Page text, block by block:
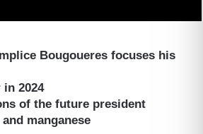
Bougoueres focuses his
2024
of the future president
manganese